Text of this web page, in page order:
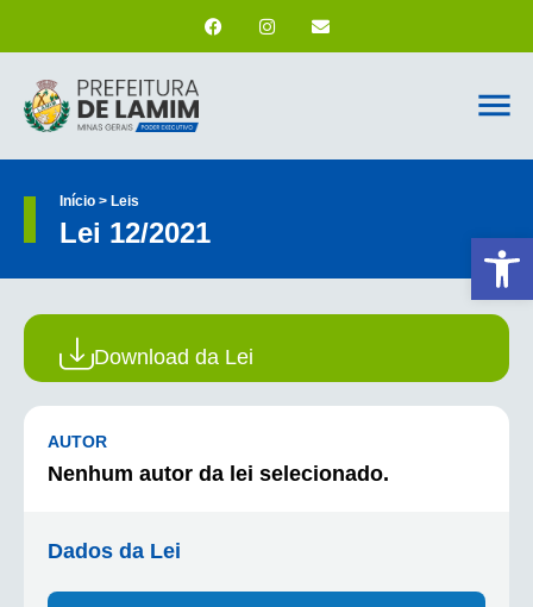
Início > Leis
Lei 12/2021
Download da Lei
AUTOR
Nenhum autor da lei selecionado.
Dados da Lei